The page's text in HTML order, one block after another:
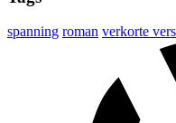
spanning roman verkorte